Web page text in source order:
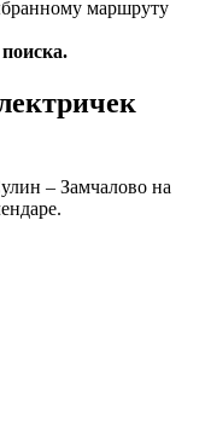
маршруту
– Замчалово на